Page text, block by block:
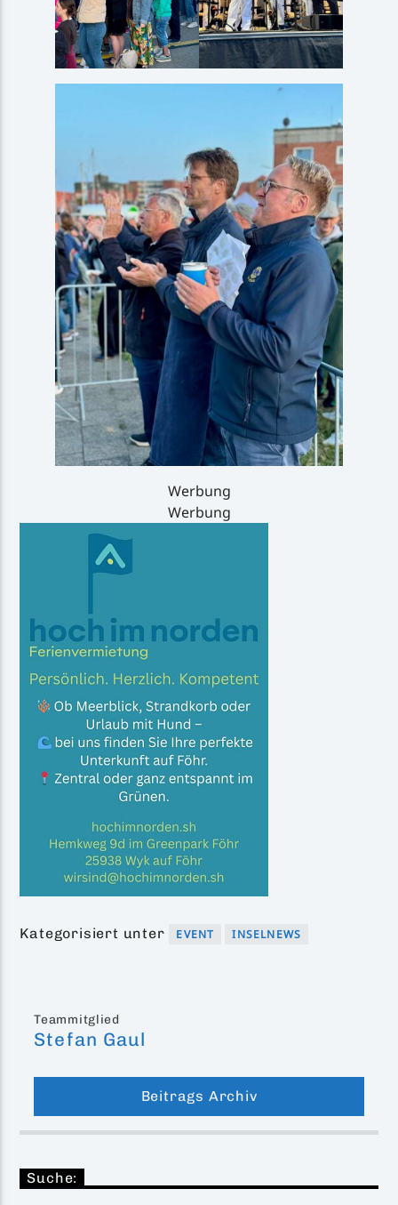
Werbung
Werbung
Kategorisiert unter EVENT INSELNEWS
Teammitglied
Stefan Gaul
Beitrags Archiv
Suche: